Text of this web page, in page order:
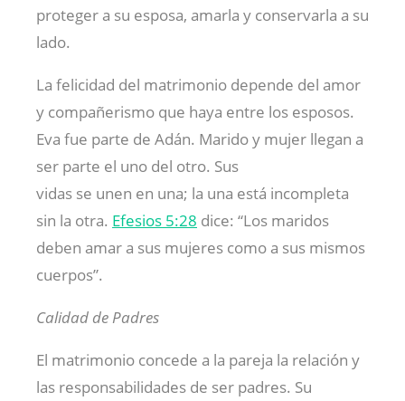
proteger a su esposa, amarla y conservarla a su
lado.
La felicidad del matrimonio depende del amor
y compañerismo que haya entre los esposos.
Eva fue parte de Adán. Marido y mujer llegan a
ser parte el uno del otro. Sus
vidas se unen en una; la una está incompleta
sin la otra. Efesios 5:28 dice: “Los maridos
deben amar a sus mujeres como a sus mismos
cuerpos”.
Calidad de Padres
El matrimonio concede a la pareja la relación y
las responsabilidades de ser padres. Su